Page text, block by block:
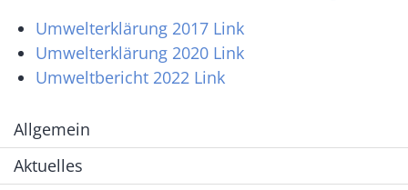
Umwelterklärung 2017 Link
Umwelterklärung 2020 Link
Umweltbericht 2022 Link
Allgemein
Aktuelles